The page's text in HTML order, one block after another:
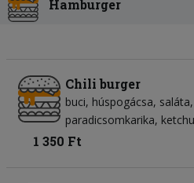
Hamburger
Chili burger
buci húspogácsa saláta
paradicsomkarika
1 350 Ft